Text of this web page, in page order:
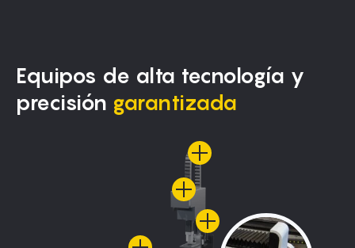
Equipos de alta tecnología y
precisión garantizada